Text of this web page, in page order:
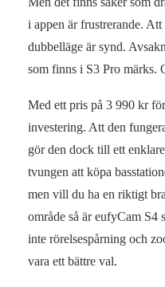
i appen är frustrerande.
dubbelläge är synd.
som finns i S3 Pro märks.
Med ett pris på 3 990 kr
investering. Att den
gör den dock till ett
tvungen att köpa
men vill du ha en riktigt
område så är eufyCam S4
inte rörelsespårning och
vara ett bättre val.